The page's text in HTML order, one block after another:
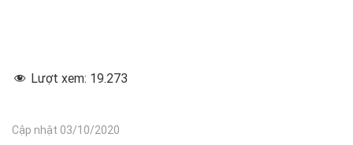
Lượt xem: 19.273
Cập nhật 03/10/2020